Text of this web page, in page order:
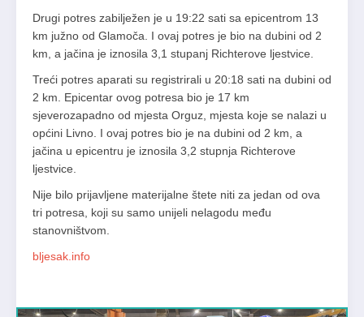
Drugi potres zabilježen je u 19:22 sati sa epicentrom 13
km južno od Glamoča. I ovaj potres je bio na dubini od 2
km, a jačina je iznosila 3,1 stupanj Richterove ljestvice.
Treći potres aparati su registrirali u 20:18 sati na dubini od
2 km. Epicentar ovog potresa bio je 17 km
sjeverozapadno od mjesta Orguz, mjesta koje se nalazi u
općini Livno. I ovaj potres bio je na dubini od 2 km, a
jačina u epicentru je iznosila 3,2 stupnja Richterove
ljestvice.
Nije bilo prijavljene materijalne štete niti za jedan od ova
tri potresa, koji su samo unijeli nelagodu među
stanovništvom.
bljesak.info